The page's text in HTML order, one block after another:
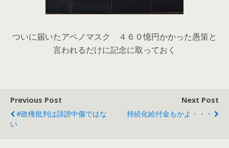
ついに届いたアベノマスク ４６０憶円かかった愚策と
言われるだけに記念に取っておく
Previous Post
#政権批判は誹謗中傷ではな
い
Next Post
持続化給付金もかよ・・・